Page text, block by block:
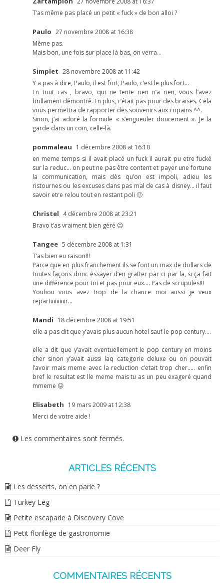
T’as même pas placé un petit « fuck » de bon alloi ?
Paulo 27 novembre 2008 at 16:38
Même pas.
Mais bon, une fois sur place là bas, on verra…
Simplet 28 novembre 2008 at 11:42
Y a pas à dire, Paulo, il est fort, Paulo, c’est le plus fort…
En tout cas , bravo, qui ne tente rien n’a rien, vous l’avez
brillament démontré. En plus, c’était pas pour des braises. Cela
vous permettra de rapporter des souvenirs aux copains ^^.
Sinon, j’ai adoré la formule « s’engueuler doucement ». Je la
garde dans un coin, celle-là.
pommaleau 1 décembre 2008 at 16:10
en meme temps si il avait placé un fuck il aurait pu etre fucké
sur la reduc… on peut ne pas être content et payer une fortune
la communication, mais dès qu’on est impoli, adieu les
ristournes ou les excuses dans pas mal de cas à disney… il faut
savoir etre relou tout en restant poli 🙂
Christel 4 décembre 2008 at 23:21
Bravo t’as vraiment bien géré 😉
Tangee 5 décembre 2008 at 1:31
T’as bien eu raison!!!
Parce que en plus franchement ils se font un max de dollars de
toutes façons donc essayer d’en gratter par ci par la, si ça fait
une différence pour toi et pas pour eux…. Pas de scrupules!!!
Youhou vous avez trop de la chance moi aussi je veux
repartiiiiiiiiiir…
Mandi 18 décembre 2008 at 19:51
elle a pas dit que y’avais plus aucun hotel sauf le pop century….
elle a dit que y’avait eventuellement le pop century en moins
cher sinon y’avait aussi laq categorie deluxe ou on pouvait
l’avoir mais meme avec la reduction c’etait trop cher….. enfin
bref le resultat est lle meme mais tu as un peu exageré quand
mmeme 😛
Elisabeth 19 mars 2009 at 12:38
Merci de votre aide !
Les commentaires sont fermés.
ARTICLES RÉCENTS
Les desserts, on en parle ?
Turkey Leg
Petite escapade à Discovery Cove
Petit florilège de gastronomie
Deer Fly
COMMENTAIRES RÉCENTS